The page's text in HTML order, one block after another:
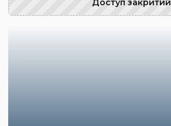
Доступ закритий